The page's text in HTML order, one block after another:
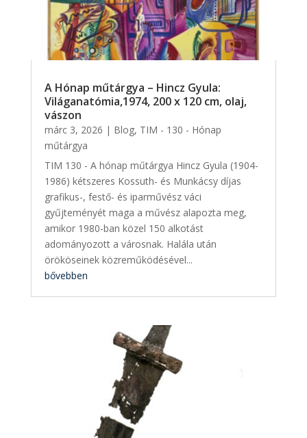
A Hónap műtárgya – Hincz Gyula:
Világanatómia,1974, 200 x 120 cm, olaj,
vászon
márc 3, 2026 | Blog, TIM - 130 - Hónap
műtárgya
TIM 130 - A hónap műtárgya Hincz Gyula (1904-
1986) kétszeres Kossuth- és Munkácsy díjas
grafikus-, festő- és iparművész váci
gyűjteményét maga a művész alapozta meg,
amikor 1980-ban közel 150 alkotást
adományozott a városnak. Halála után
örököseinek közreműködésével...
bővebben